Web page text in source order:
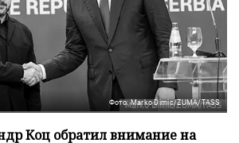
Фото: Marko Dimic/ZUMA/TASS
Коц обратил внимание на